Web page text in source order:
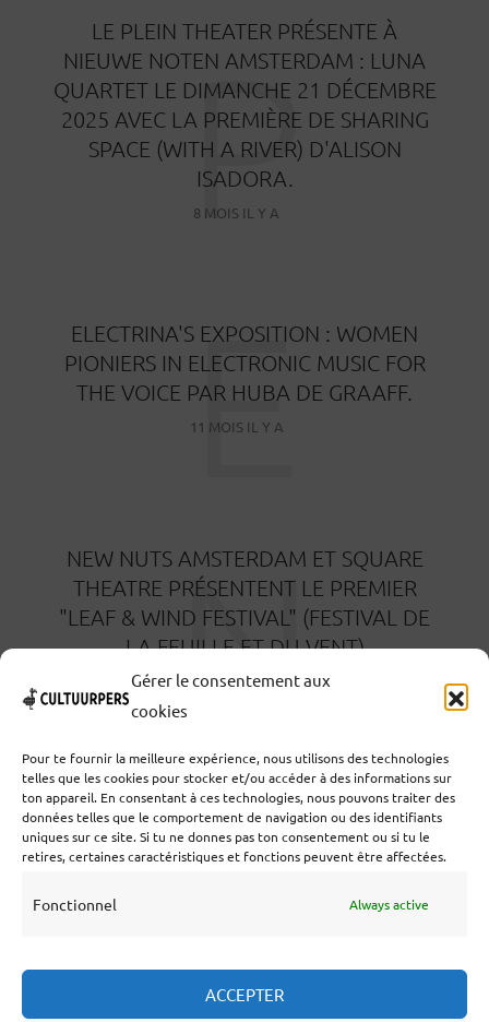
Gérer le consentement aux
cookies
Pour te fournir la meilleure expérience, nous utilisons des technologies
telles que les cookies pour stocker et/ou accéder à des informations sur
ton appareil. En consentant à ces technologies, nous pouvons traiter des
données telles que le comportement de navigation ou des identifiants
uniques sur ce site. Si tu ne donnes pas ton consentement ou si tu le
retires, certaines caractéristiques et fonctions peuvent être affectées.
Fonctionnel Always active
ACCEPTER
LE PLEIN THEATER PRÉSENTE À
NIEUWE NOTEN AMSTERDAM : LUNA
QUARTET LE DIMANCHE 21 DÉCEMBRE
2025 AVEC LA PREMIÈRE DE SHARING
SPACE (WITH A RIVER) D'ALISON
ISADORA.
8 MOIS IL Y A
P
ELECTRINA'S EXPOSITION : WOMEN
PIONIERS IN ELECTRONIC MUSIC FOR
THE VOICE PAR HUBA DE GRAAFF.
11 MOIS IL Y A
E
NEW NUTS AMSTERDAM ET SQUARE
THEATRE PRÉSENTENT LE PREMIER
"LEAF & WIND FESTIVAL" (FESTIVAL DE
LA FEUILLE ET DU VENT)
29 JUILLET 2025
N
Coöperatief Cultureel Persbureau UA | Salzburg 29 |
3524KS Utrecht | KvK : 55573592 |Btw :